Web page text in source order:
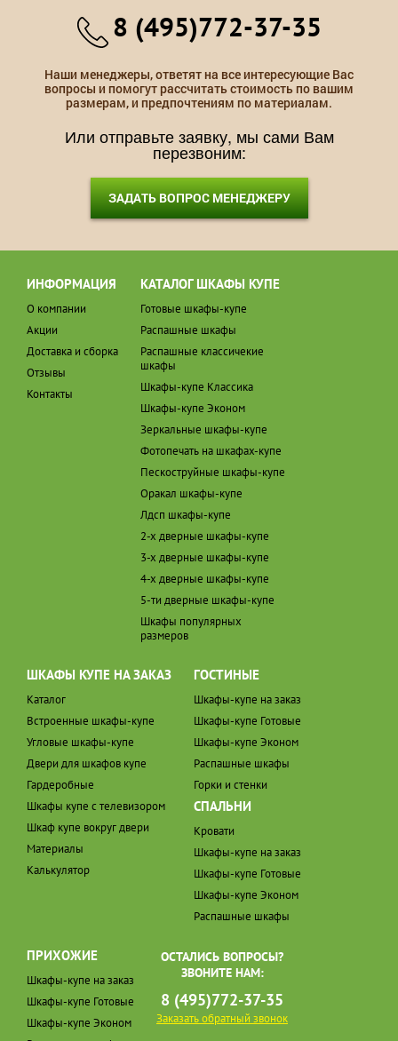
8 (495)772-37-35
Наши менеджеры, ответят на все интересующие Вас
вопросы и помогут рассчитать стоимость по вашим
размерам, и предпочтениям по материалам.
Или отправьте заявку, мы сами Вам
перезвоним:
ЗАДАТЬ ВОПРОС МЕНЕДЖЕРУ
ИНФОРМАЦИЯ
О компании
Акции
Доставка и сборка
Отзывы
Контакты
КАТАЛОГ ШКАФЫ КУПЕ
Готовые шкафы-купе
Распашные шкафы
Распашные классичекие
шкафы
Шкафы-купе Классика
Шкафы-купе Эконом
Зеркальные шкафы-купе
Фотопечать на шкафах-купе
Пескоструйные шкафы-купе
Оракал шкафы-купе
Лдсп шкафы-купе
2-х дверные шкафы-купе
3-х дверные шкафы-купе
4-х дверные шкафы-купе
5-ти дверные шкафы-купе
Шкафы популярных
размеров
ШКАФЫ КУПЕ НА ЗАКАЗ
Каталог
Встроенные шкафы-купе
Угловые шкафы-купе
Двери для шкафов купе
Гардеробные
Шкафы купе с телевизором
Шкаф купе вокруг двери
Материалы
Калькулятор
ГОСТИНЫЕ
Шкафы-купе на заказ
Шкафы-купе Готовые
Шкафы-купе Эконом
Распашные шкафы
Горки и стенки
СПАЛЬНИ
Кровати
Шкафы-купе на заказ
Шкафы-купе Готовые
Шкафы-купе Эконом
Распашные шкафы
ПРИХОЖИЕ
Шкафы-купе на заказ
Шкафы-купе Готовые
Шкафы-купе Эконом
ОСТАЛИСЬ ВОПРОСЫ?
ЗВОНИТЕ НАМ:
8 (495)772-37-35
Заказать обратный звонок